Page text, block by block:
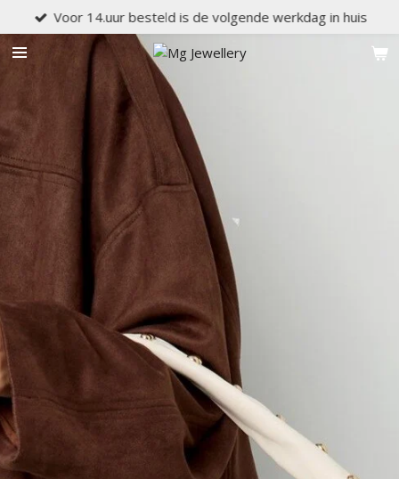
direct
naar
hoofdinhoud
Voor 14.uur besteld is de volgende werkdag in huis